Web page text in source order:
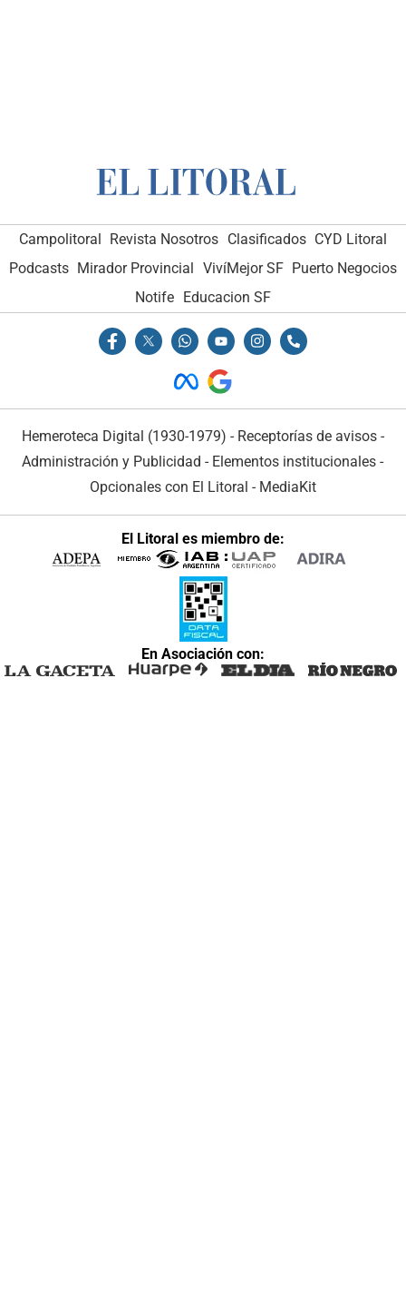
Campolitoral Revista Nosotros Clasificados CYD Litoral
Podcasts Mirador Provincial VivíMejor SF Puerto Negocios
Notife Educacion SF
Hemeroteca Digital (1930-1979) - Receptorías de avisos -
Administración y Publicidad - Elementos institucionales -
Opcionales con El Litoral - MediaKit
El Litoral es miembro de:
En Asociación con: